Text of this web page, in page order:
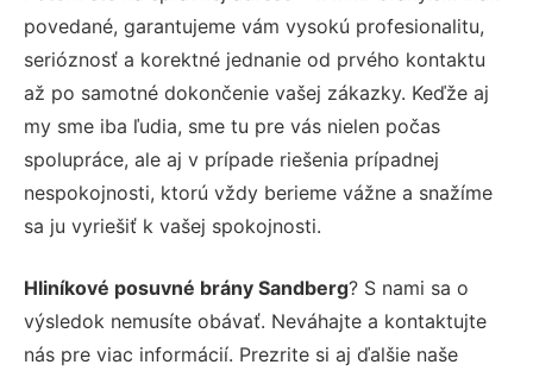
povedané, garantujeme vám vysokú profesionalitu,
serióznosť a korektné jednanie od prvého kontaktu
až po samotné dokončenie vašej zákazky. Keďže aj
my sme iba ľudia, sme tu pre vás nielen počas
spolupráce, ale aj v prípade riešenia prípadnej
nespokojnosti, ktorú vždy berieme vážne a snažíme
sa ju vyriešiť k vašej spokojnosti.
Hliníkové posuvné brány Sandberg? S nami sa o
výsledok nemusíte obávať. Neváhajte a kontaktujte
nás pre viac informácií. Prezrite si aj ďalšie naše